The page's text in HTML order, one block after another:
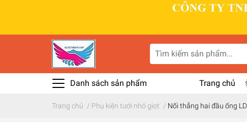
Danh sách sản phẩm Trang chủ
Trang chủ / Phụ kiện tưới nhỏ giọt / Nối thẳng hai đầu ống